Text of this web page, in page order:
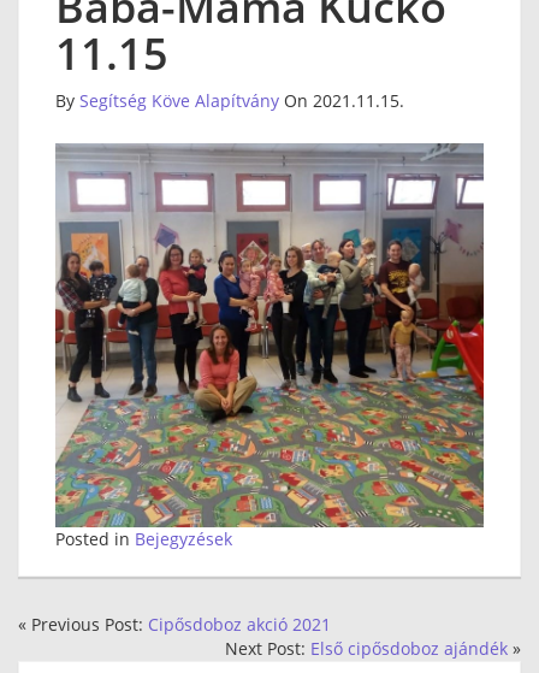
11.15
By Segítség Köve Alapítvány On 2021.11.15.
Posted in Bejegyzések
« Previous Post: Cipősdoboz akció 2021
Next Post: Első cipősdoboz ajándék »